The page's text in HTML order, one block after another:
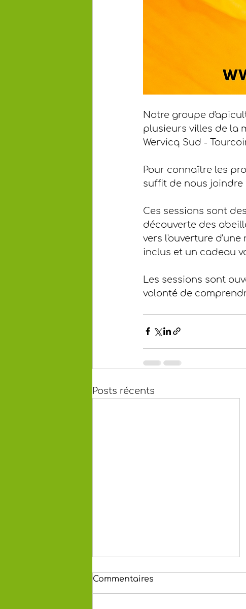
Notre groupe
plusieurs villes de la
Wervicq Sud -
Pour connaître les
suffit de nous joindre
Ces sessions sont
découverte des
vers l'ouverture
inclus et un cadeau
Les sessions sont
volonté de
Posts récents
Commentaires